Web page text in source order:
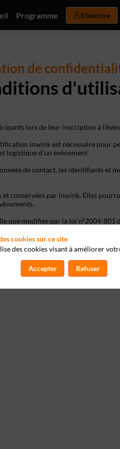
Programme S'inscrire
de
lors de leur inscription à
inwink est nécessaire pour
logistique d’un évènement.
de contact, les identifiants et
conservées par inwink. Elles
modifiée par la loi n°2004-
à ce que les données le
cookies sur ce site
des cookies visant à améliorer
Accepter Refuser